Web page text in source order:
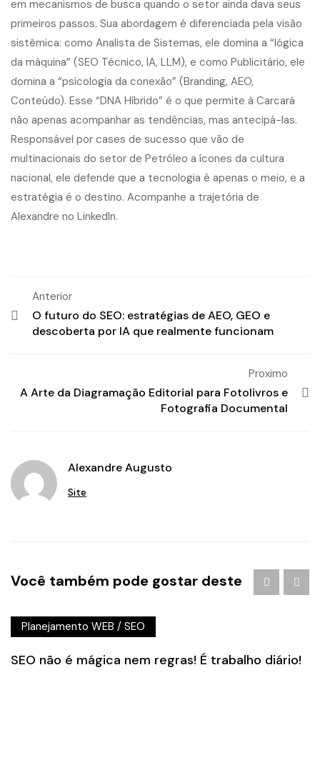
em mecanismos de busca quando o setor ainda dava seus
primeiros passos. Sua abordagem é diferenciada pela visão
sistêmica: como Analista de Sistemas, ele domina a “lógica
da máquina” (SEO Técnico, IA, LLM), e como Publicitário, ele
domina a “psicologia da conexão” (Branding, AEO,
Conteúdo). Esse “DNA Híbrido” é o que permite à Carcará
não apenas acompanhar as tendências, mas antecipá-las.
Responsável por cases de sucesso que vão de
multinacionais do setor de Petróleo a ícones da cultura
nacional, ele defende que a tecnologia é apenas o meio, e a
estratégia é o destino. Acompanhe a trajetória de
Alexandre no LinkedIn.
Anterior
O futuro do SEO: estratégias de AEO, GEO e
descoberta por IA que realmente funcionam
Proximo
A Arte da Diagramação Editorial para Fotolivros e
Fotografia Documental
Alexandre Augusto
Site
Você também pode gostar deste
Planejamento WEB / SEO
SEO não é mágica nem regras! É trabalho diário!